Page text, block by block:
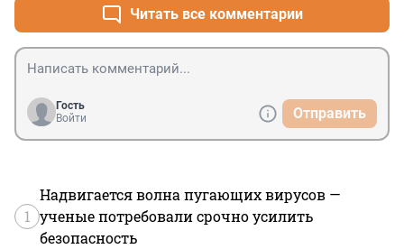
Читать все комментарии
Гость
Войти
Отправить
1
Надвигается волна пугающих вирусов —
ученые потребовали срочно усилить
безопасность